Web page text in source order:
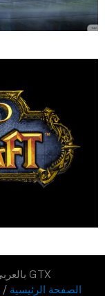
GTX بالعربي © 2021 - جميع الحقوق محفوظة.
الصفحة الرئيسية /